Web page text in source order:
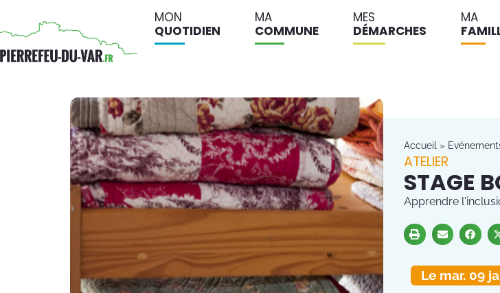
MON
QUOTIDIEN
MA
COMMUNE
MES
DÉMARCHES
MA
Accueil »
ATELIER
STAGE
Apprendre
Le mar. 09